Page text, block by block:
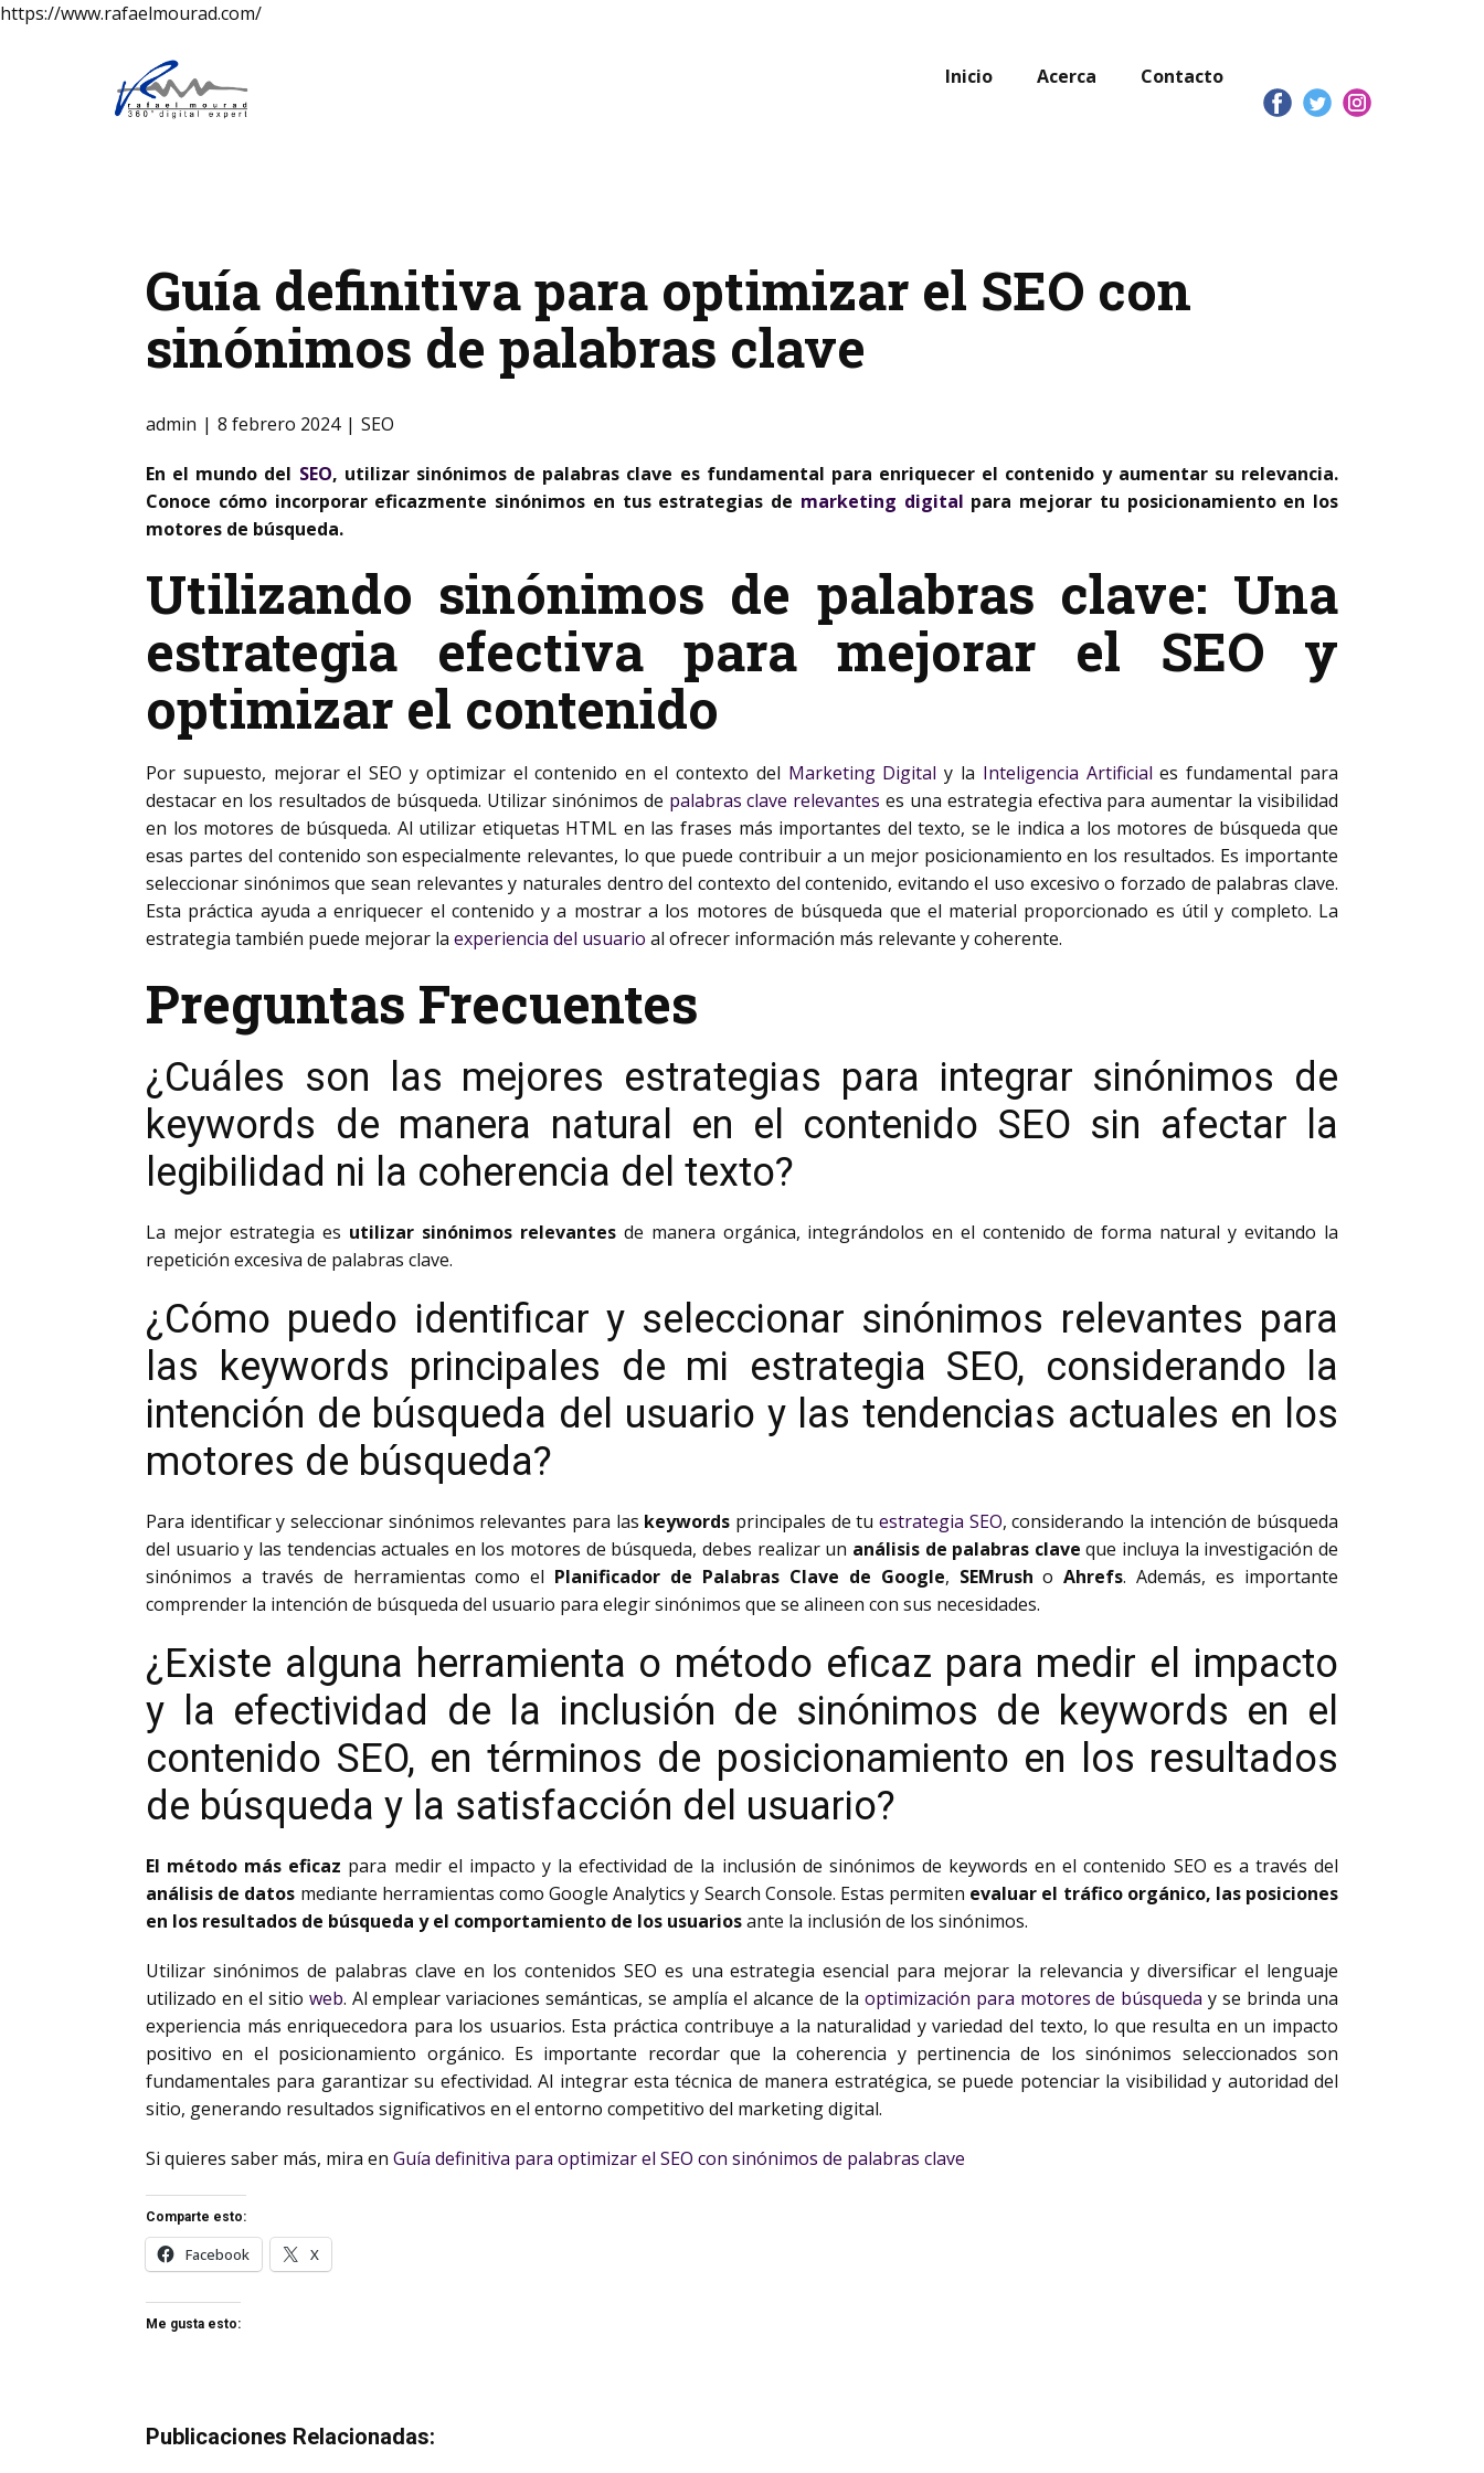
https://www.rafaelmourad.com/
Inicio Acerca Contacto
Guía definitiva para optimizar el SEO con
sinónimos de palabras clave
admin 8 febrero 2024 SEO
En el mundo del SEO, utilizar sinónimos de palabras clave es fundamental para enriquecer el contenido y aumentar su relevancia.
Conoce cómo incorporar eficazmente sinónimos en tus estrategias de marketing digital para mejorar tu posicionamiento en los
motores de búsqueda.
Utilizando sinónimos de palabras clave: Una
estrategia efectiva para mejorar el SEO y
optimizar el contenido
Por supuesto, mejorar el SEO y optimizar el contenido en el contexto del Marketing Digital y la Inteligencia Artificial es fundamental para
destacar en los resultados de búsqueda. Utilizar sinónimos de palabras clave relevantes es una estrategia efectiva para aumentar la visibilidad
en los motores de búsqueda. Al utilizar etiquetas HTML en las frases más importantes del texto, se le indica a los motores de búsqueda que
esas partes del contenido son especialmente relevantes, lo que puede contribuir a un mejor posicionamiento en los resultados. Es importante
seleccionar sinónimos que sean relevantes y naturales dentro del contexto del contenido, evitando el uso excesivo o forzado de palabras clave.
Esta práctica ayuda a enriquecer el contenido y a mostrar a los motores de búsqueda que el material proporcionado es útil y completo. La
estrategia también puede mejorar la experiencia del usuario al ofrecer información más relevante y coherente.
Preguntas Frecuentes
¿Cuáles son las mejores estrategias para integrar sinónimos de
keywords de manera natural en el contenido SEO sin afectar la
legibilidad ni la coherencia del texto?
La mejor estrategia es utilizar sinónimos relevantesde manera orgánica, integrándolos en el contenido de forma natural y evitando la
repetición excesiva de palabras clave.
¿Cómo puedo identificar y seleccionar sinónimos relevantes para
las keywords principales de mi estrategia SEO, considerando la
intención de búsqueda del usuario y las tendencias actuales en los
motores de búsqueda?
Para identificar y seleccionar sinónimos relevantes para las keywords principales de tuestrategia SEO, considerando la intención de búsqueda
del usuario y las tendencias actuales en los motores de búsqueda, debes realizar un análisis de palabras clave que incluya la investigación de
sinónimos a través de herramientas como el Planificador de Palabras Clave de Google, SEMrush oAhrefs. Además, es importante
comprender la intención de búsqueda del usuario para elegir sinónimos que se alineen con sus necesidades.
¿Existe alguna herramienta o método eficaz para medir el impacto
y la efectividad de la inclusión de sinónimos de keywords en el
contenido SEO, en términos de posicionamiento en los resultados
de búsqueda y la satisfacción del usuario?
El método más eficaz para medir el impacto y la efectividad de la inclusión de sinónimos de keywords en el contenido SEO es a través del
análisis de datos mediante herramientas como Google Analytics y Search Console. Estas permiten evaluar el tráfico orgánico, las posiciones
en los resultados de búsqueda y el comportamiento de los usuariosante la inclusión de los sinónimos.
Utilizar sinónimos de palabras clave en los contenidos SEO es una estrategia esencial para mejorar la relevancia y diversificar el lenguaje
utilizado en el sitio web. Al emplear variaciones semánticas, se amplía el alcance de la optimización para motores de búsqueda y se brinda una
experiencia más enriquecedora para los usuarios. Esta práctica contribuye a la naturalidad y variedad del texto, lo que resulta en un impacto
positivo en el posicionamiento orgánico. Es importante recordar que la coherencia y pertinencia de los sinónimos seleccionados son
fundamentales para garantizar su efectividad. Al integrar esta técnica de manera estratégica, se puede potenciar la visibilidad y autoridad del
sitio, generando resultados significativos en el entorno competitivo del marketing digital.
Si quieres saber más, mira en Guía definitiva para optimizar el SEO con sinónimos de palabras clave
Comparte esto:
Facebook X
Me gusta esto:
Publicaciones Relacionadas: